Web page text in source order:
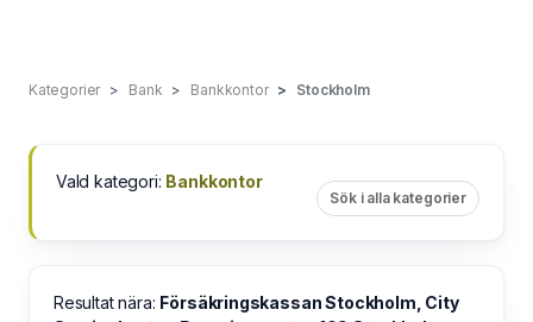
Kategorier Bank Bankkontor Stockholm
Vald kategori: Bankkontor
Sök i alla kategorier
Resultat nära: Försäkringskassan Stockholm, City